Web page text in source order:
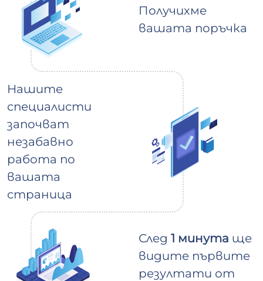
Получихме
вашата поръчка
Нашите
специалисти
започват
незабавно
работа по
вашата
страница
След 1 минута ще
видите първите
резултати от